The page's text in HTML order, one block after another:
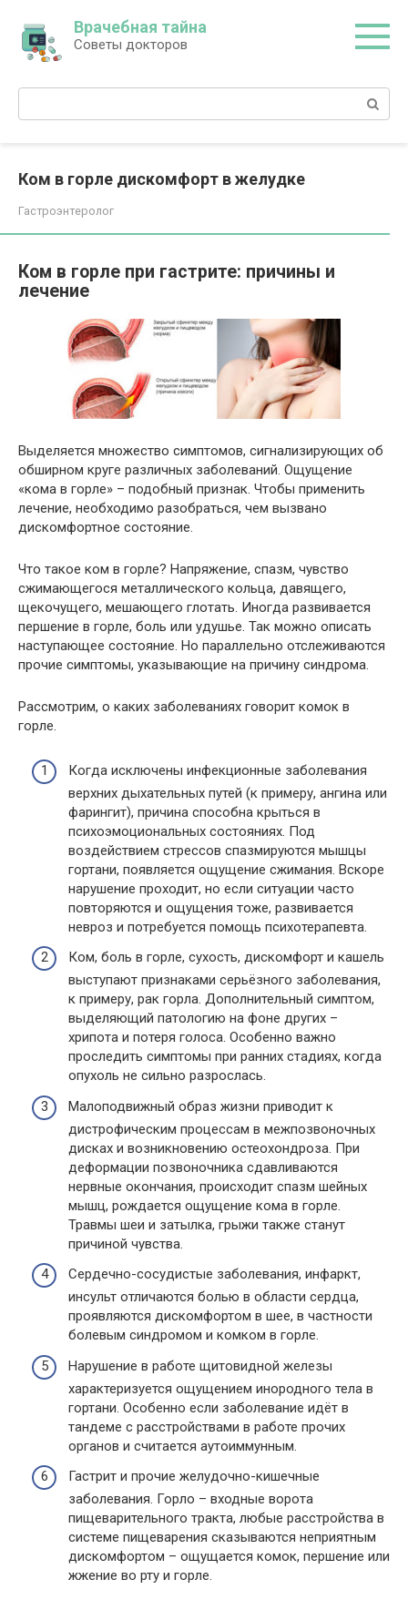
контенту
Врачебная тайна
Советы докторов
Поиск:
Ком в горле дискомфорт в желудке
Гастроэнтеролог
Ком в горле при гастрите: причины и
лечение
Выделяется множество симптомов, сигнализирующих об
обширном круге различных заболеваний. Ощущение
«кома в горле» – подобный признак. Чтобы применить
лечение, необходимо разобраться, чем вызвано
дискомфортное состояние.
Что такое ком в горле? Напряжение, спазм, чувство
сжимающегося металлического кольца, давящего,
щекочущего, мешающего глотать. Иногда развивается
першение в горле, боль или удушье. Так можно описать
наступающее состояние. Но параллельно отслеживаются
прочие симптомы, указывающие на причину синдрома.
Рассмотрим, о каких заболеваниях говорит комок в
горле.
Когда исключены инфекционные заболевания
верхних дыхательных путей (к примеру, ангина или
фарингит), причина способна крыться в
психоэмоциональных состояниях. Под
воздействием стрессов спазмируются мышцы
гортани, появляется ощущение сжимания. Вскоре
нарушение проходит, но если ситуации часто
повторяются и ощущения тоже, развивается
невроз и потребуется помощь психотерапевта.
Ком, боль в горле, сухость, дискомфорт и кашель
выступают признаками серьёзного заболевания,
к примеру, рак горла. Дополнительный симптом,
выделяющий патологию на фоне других –
хрипота и потеря голоса. Особенно важно
проследить симптомы при ранних стадиях, когда
опухоль не сильно разрослась.
Малоподвижный образ жизни приводит к
дистрофическим процессам в межпозвоночных
дисках и возникновению остеохондроза. При
деформации позвоночника сдавливаются
нервные окончания, происходит спазм шейных
мышц, рождается ощущение кома в горле.
Травмы шеи и затылка, грыжи также станут
причиной чувства.
Сердечно-сосудистые заболевания, инфаркт,
инсульт отличаются болью в области сердца,
проявляются дискомфортом в шее, в частности
болевым синдромом и комком в горле.
Нарушение в работе щитовидной железы
характеризуется ощущением инородного тела в
гортани. Особенно если заболевание идёт в
тандеме с расстройствами в работе прочих
органов и считается аутоиммунным.
Гастрит и прочие желудочно-кишечные
заболевания. Горло – входные ворота
пищеварительного тракта, любые расстройства в
системе пищеварения сказываются неприятным
дискомфортом – ощущается комок, першение или
жжение во рту и горле.